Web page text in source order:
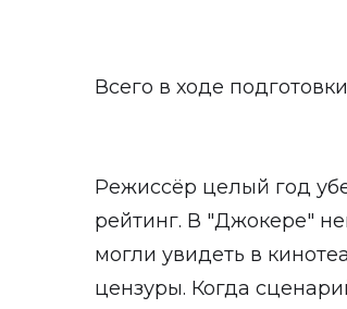
Всего в ходе
Режиссёр целый год
рейтинг. В "Джокере"
могли увидеть в
цензуры. Когда